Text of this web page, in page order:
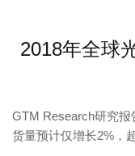
2018年全球
GTM Research研究
货量预计仅增长2%，